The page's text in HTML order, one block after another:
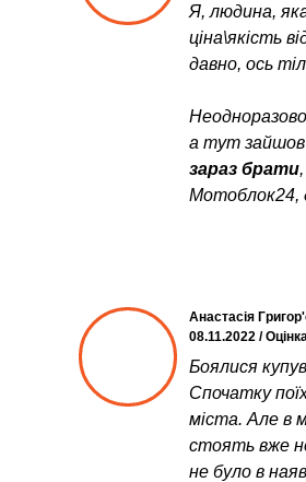
Боялися
Спочатку
міста. Але в
стоять вже
не було в
Анастасія
08.11.2022 /
Я, людина,
ціна\якість
давно, ось
а тут зайшов
зараз брати
Мотоблок24,